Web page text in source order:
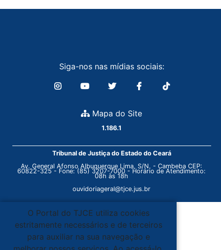
Siga-nos nas mídias sociais:
Mapa do Site
1.186.1
Tribunal de Justiça do Estado do Ceará
Av. General Afonso Albuquerque Lima, S/N. - Cambeba CEP:
60822-325 - Fone: (85) 3207-7000 - Horário de Atendimento:
08h às 18h
ouvidoriageral@tjce.jus.br
O Portal do TJCE utiliza cookies
estritamente necessários e de terceiros
para auxiliar na sua navegação e